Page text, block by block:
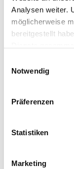
Analysen weiter.
möglicherweise
bereitgestellt
Notwendig
Präferenzen
Statistiken
Marketing